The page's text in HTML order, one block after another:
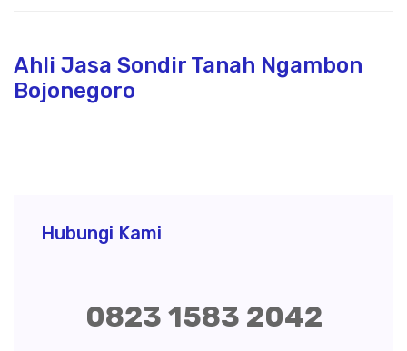
Ahli Jasa Sondir Tanah Ngambon
Bojonegoro
Hubungi Kami
0823 1583 2042